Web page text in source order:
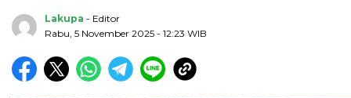
Lakupa - Editor
Rabu, 5 November 2025 - 12:23 WIB